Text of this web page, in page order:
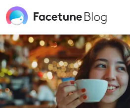
note:
This
includes
an
accessibility
system.